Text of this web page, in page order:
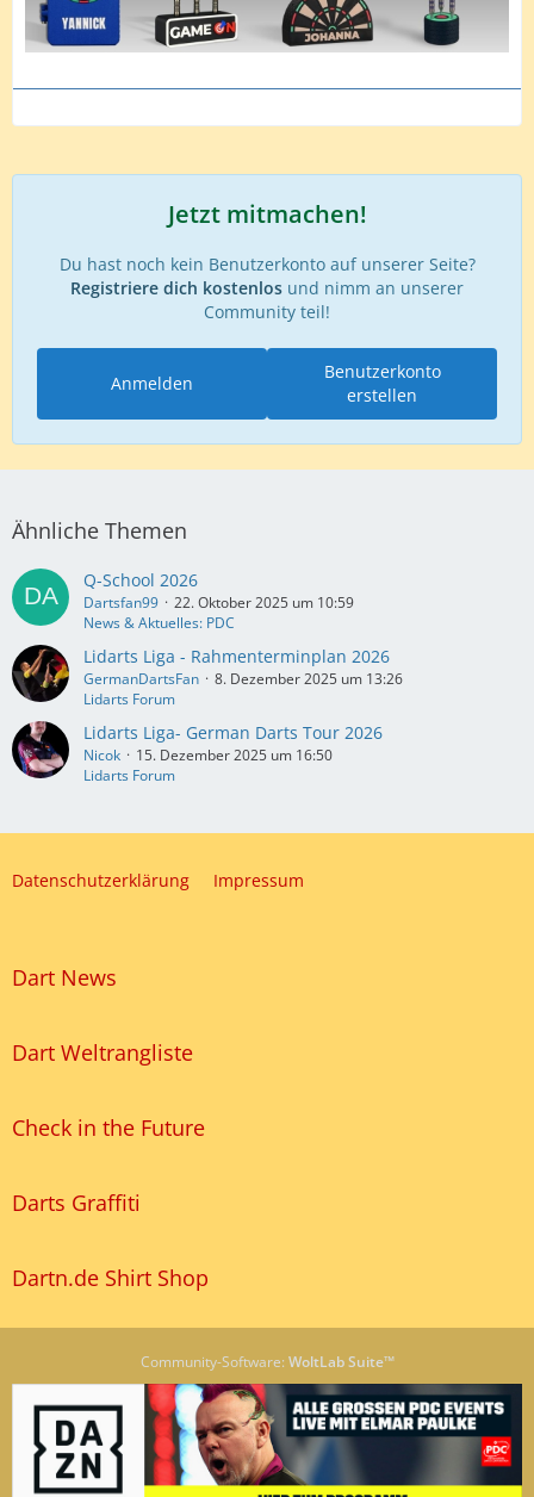
Jetzt mitmachen!
Du hast noch kein Benutzerkonto auf unserer Seite?
Registriere dich kostenlos und nimm an unserer
Community teil!
Benutzerkonto
erstellen
Anmelden
Ähnliche Themen
Q-School 2026
Dartsfan99
22. Oktober 2025 um 10:59
News & Aktuelles: PDC
Lidarts Liga - Rahmenterminplan 2026
GermanDartsFan
8. Dezember 2025 um 13:26
Lidarts Forum
Lidarts Liga- German Darts Tour 2026
Nicok
15. Dezember 2025 um 16:50
Lidarts Forum
Datenschutzerklärung Impressum
Dart News
Dart Weltrangliste
Check in the Future
Darts Graffiti
Dartn.de Shirt Shop
Community-Software: WoltLab Suite™